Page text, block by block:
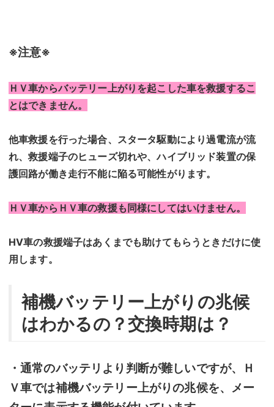
※注意※
ＨＶ車からバッテリー上がりを起こした車を救援するこ
とはできません。
他車救援を行った場合、スタータ駆動により過電流が流
れ、救援端子のヒューズ切れや、ハイブリッド装置の保
護回路が働き走行不能に陥る可能性がります。
ＨＶ車からＨＶ車の救援も同様にしてはいけません。
HV車の救援端子はあくまでも助けてもらうときだけに使
用します。
補機バッテリー上がりの兆候
はわかるの？交換時期は？
・通常のバッテリより判断が難しいですが、Ｈ
Ｖ車では補機バッテリー上がりの兆候を、メー